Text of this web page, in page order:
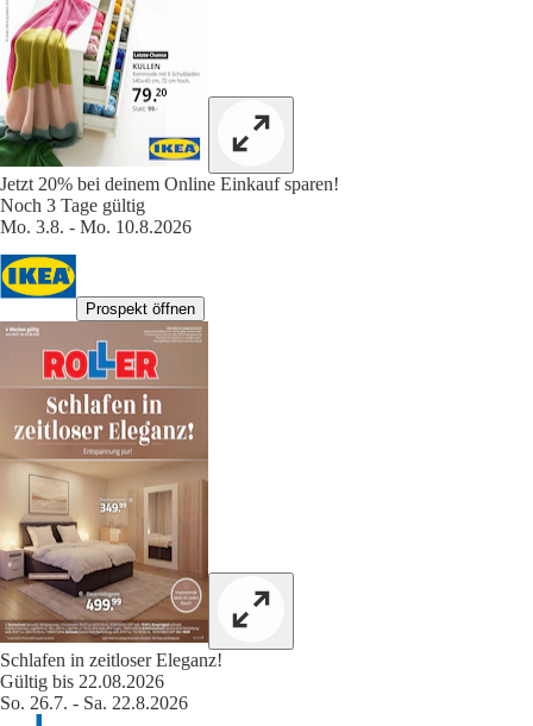
Jetzt 20% bei deinem Online Einkauf sparen!
Noch 3 Tage gültig
Mo. 3.8. - Mo. 10.8.2026
Prospekt öffnen
Schlafen in zeitloser Eleganz!
Gültig bis 22.08.2026
So. 26.7. - Sa. 22.8.2026